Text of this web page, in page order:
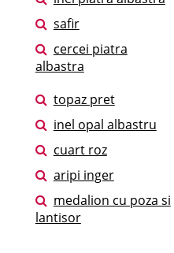
safir
cercei piatra
albastra
topaz pret
inel opal albastru
cuart roz
aripi inger
medalion cu poza si
lantisor